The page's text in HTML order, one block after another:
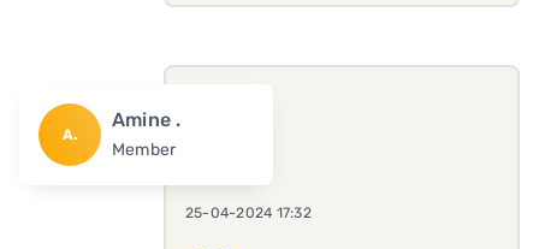
A.
Amine .
Member
25-04-2024 17:32